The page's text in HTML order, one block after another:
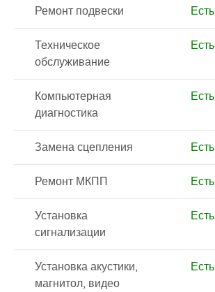
Ремонт подвески Есть
Техническое
обслуживание
Есть
Компьютерная
диагностика
Есть
Замена сцепления Есть
Ремонт МКПП Есть
Установка
сигнализации
Есть
Установка акустики,
магнитол, видео
Есть